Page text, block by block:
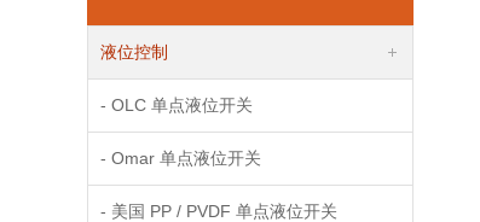
液位控制
- OLC 单点液位开关
- Omar 单点液位开关
- 美国 PP / PVDF 单点液位开关